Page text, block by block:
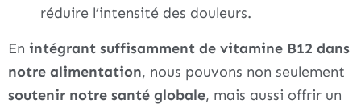
réduire l’intensité des douleurs.
En intégrant suffisamment de vitamine B12 dans
notre alimentation, nous pouvons non seulement
soutenir notre santé globale, mais aussi offrir un